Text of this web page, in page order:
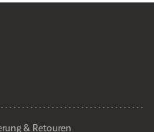
& Retouren